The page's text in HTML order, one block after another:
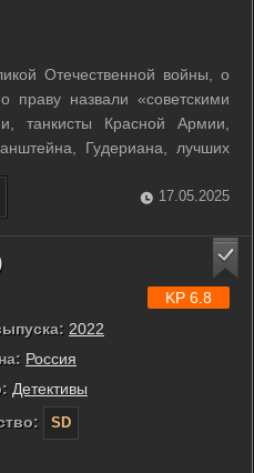
Отечественной войны, о
назвали «советскими
танкисты Красной Армии,
Гудериана, лучших
использованы исторические
танкистов, из биографии
...
17.05.2025
2022
Россия
Детективы
SD
KP 6.8